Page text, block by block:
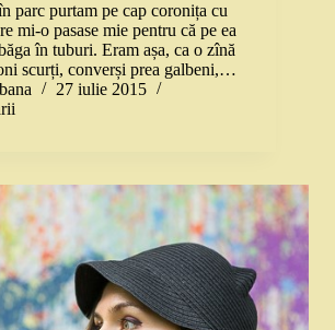
parc purtam pe cap coronița cu
mi-o pasase mie pentru că pe ea
în tuburi. Eram așa, ca o zînă
scurți, converși prea galbeni,…
27 iulie 2015